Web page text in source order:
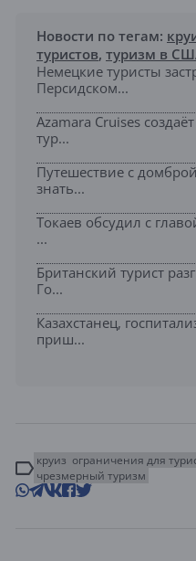
Новости по тегам:
туристов, туризм в
Немецкие туристы
Персидском...
Azamara Cruises
тур...
Путешествие с
знать...
Токаев обсудил с
...
Британский турист
Го...
Казахстанец,
приш...
круиз ограничения для
чрезмерный туризм